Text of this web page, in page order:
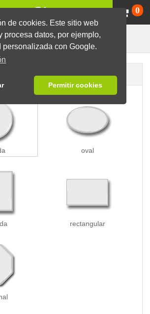
de cookies. Este sitio web
procesa datos, por ejemplo,
personalizada con Google.
Permitir cookies
0
con Clip
oval
rectangular